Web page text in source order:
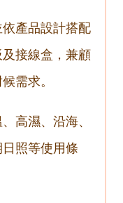
產品設計搭配
接線盒，兼顧
需求。
高濕、沿海、
照等使用條